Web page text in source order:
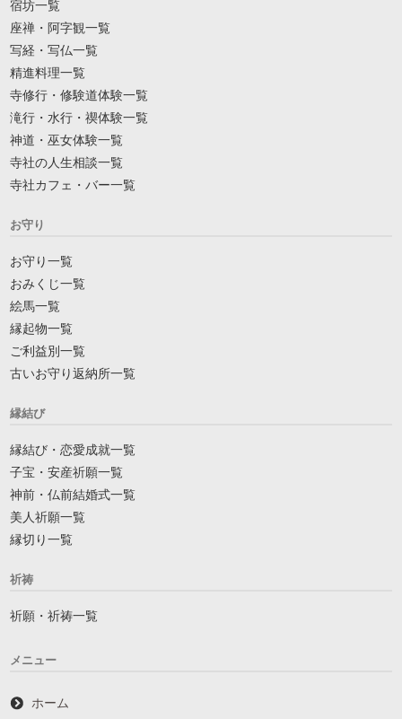
宿坊一覧
座禅・阿字観一覧
写経・写仏一覧
精進料理一覧
寺修行・修験道体験一覧
滝行・水行・禊体験一覧
神道・巫女体験一覧
寺社の人生相談一覧
寺社カフェ・バー一覧
お守り
お守り一覧
おみくじ一覧
絵馬一覧
縁起物一覧
ご利益別一覧
古いお守り返納所一覧
縁結び
縁結び・恋愛成就一覧
子宝・安産祈願一覧
神前・仏前結婚式一覧
美人祈願一覧
縁切り一覧
祈祷
祈願・祈祷一覧
メニュー
ホーム